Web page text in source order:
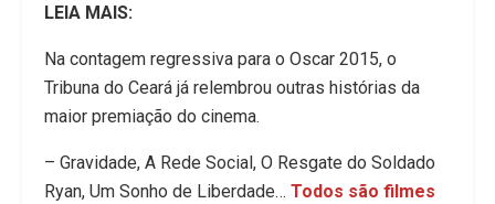
LEIA MAIS:
Na contagem regressiva para o Oscar 2015, o
Tribuna do Ceará já relembrou outras histórias da
maior premiação do cinema.
– Gravidade, A Rede Social, O Resgate do Soldado
Ryan, Um Sonho de Liberdade… Todos são filmes